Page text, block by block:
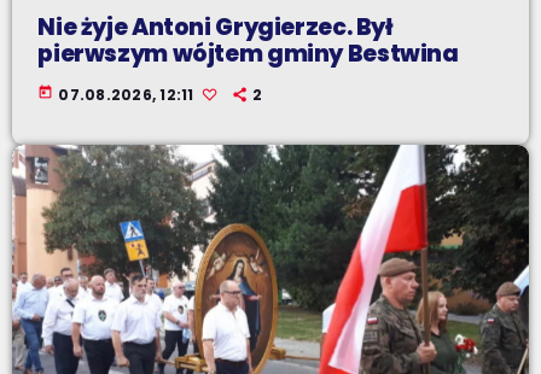
Nie żyje Antoni Grygierzec. Był
pierwszym wójtem gminy Bestwina
today 07.08.2026, 12:11 2